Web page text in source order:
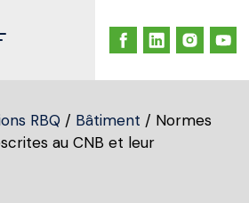
RBQ / Bâtiment / Normes
au CNB et leur